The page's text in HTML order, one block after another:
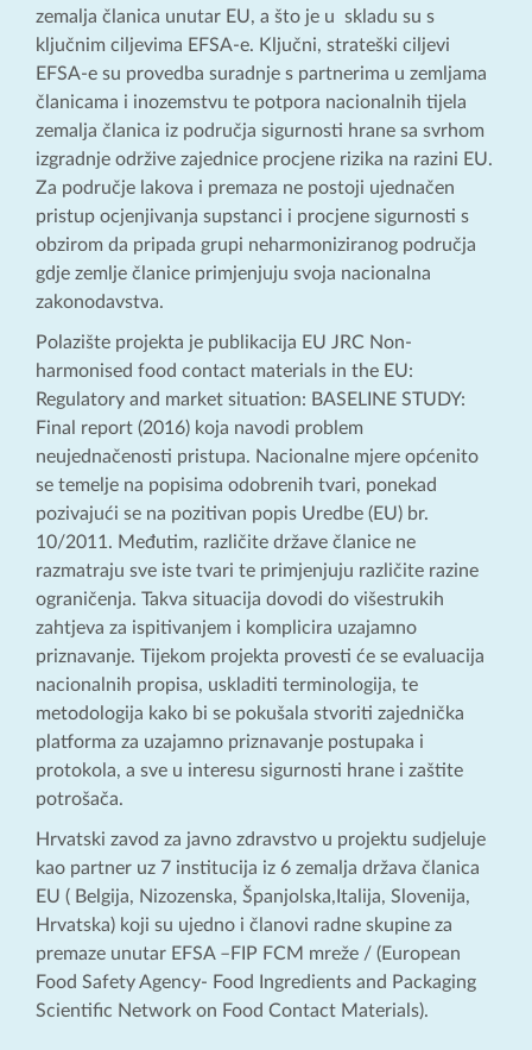
zemalja članica unutar EU, a što je u skladu su s
ključnim ciljevima EFSA-e. Ključni, strateški ciljevi
EFSA-e su provedba suradnje s partnerima u zemljama
članicama i inozemstvu te potpora nacionalnih tijela
zemalja članica iz područja sigurnosti hrane sa svrhom
izgradnje održive zajednice procjene rizika na razini EU.
Za područje lakova i premaza ne postoji ujednačen
pristup ocjenjivanja supstanci i procjene sigurnosti s
obzirom da pripada grupi neharmoniziranog područja
gdje zemlje članice primjenjuju svoja nacionalna
zakonodavstva.
Polazište projekta je publikacija EU JRC Non-
harmonised food contact materials in the EU:
Regulatory and market situation: BASELINE STUDY:
Final report (2016) koja navodi problem
neujednačenosti pristupa. Nacionalne mjere općenito
se temelje na popisima odobrenih tvari, ponekad
pozivajući se na pozitivan popis Uredbe (EU) br.
10/2011. Međutim, različite države članice ne
razmatraju sve iste tvari te primjenjuju različite razine
ograničenja. Takva situacija dovodi do višestrukih
zahtjeva za ispitivanjem i komplicira uzajamno
priznavanje. Tijekom projekta provesti će se evaluacija
nacionalnih propisa, uskladiti terminologija, te
metodologija kako bi se pokušala stvoriti zajednička
platforma za uzajamno priznavanje postupaka i
protokola, a sve u interesu sigurnosti hrane i zaštite
potrošača.
Hrvatski zavod za javno zdravstvo u projektu sudjeluje
kao partner uz 7 institucija iz 6 zemalja država članica
EU ( Belgija, Nizozenska, Španjolska,Italija, Slovenija,
Hrvatska) koji su ujedno i članovi radne skupine za
premaze unutar EFSA –FIP FCM mreže / (European
Food Safety Agency- Food Ingredients and Packaging
Scientific Network on Food Contact Materials).